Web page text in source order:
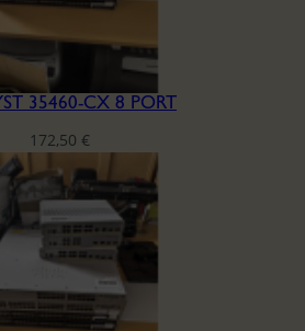
35460-CX 8 PORT
172,50 €